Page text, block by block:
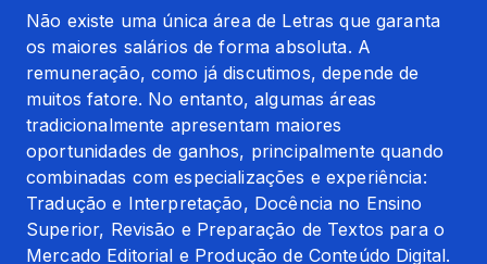
Não existe uma única área de Letras que garanta
os maiores salários de forma absoluta. A
remuneração, como já discutimos, depende de
muitos fatore. No entanto, algumas áreas
tradicionalmente apresentam maiores
oportunidades de ganhos, principalmente quando
combinadas com especializações e experiência:
Tradução e Interpretação, Docência no Ensino
Superior, Revisão e Preparação de Textos para o
Mercado Editorial e Produção de Conteúdo Digital.